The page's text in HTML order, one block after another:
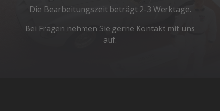
Die Bearbeitungszeit beträgt 2-3 Werktage.
Bei Fragen nehmen Sie gerne Kontakt mit uns
auf.